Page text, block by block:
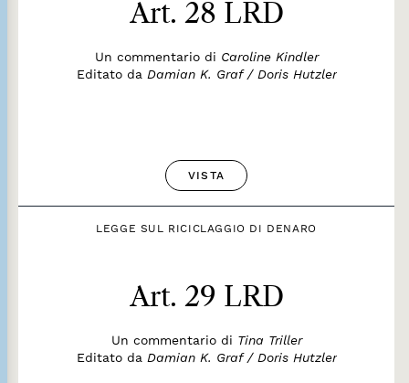
Art. 28 LRD
Un commentario di Caroline Kindler
Editato da Damian K. Graf / Doris Hutzler
VISTA
LEGGE SUL RICICLAGGIO DI DENARO
Art. 29 LRD
Un commentario di Tina Triller
Editato da Damian K. Graf / Doris Hutzler